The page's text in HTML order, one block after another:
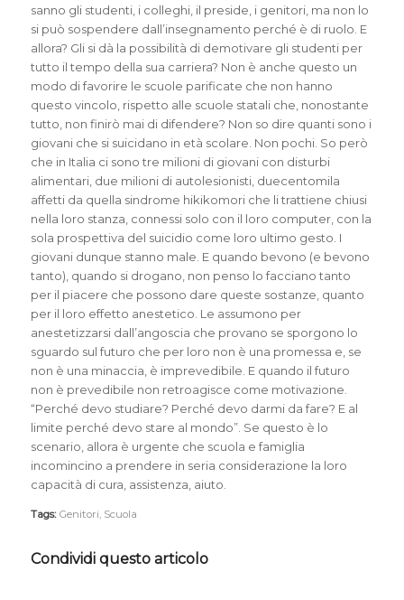
sanno gli studenti, i colleghi, il preside, i genitori, ma non lo
si può sospendere dall’insegnamento perché è di ruolo. E
allora? Gli si dà la possibilità di demotivare gli studenti per
tutto il tempo della sua carriera? Non è anche questo un
modo di favorire le scuole parificate che non hanno
questo vincolo, rispetto alle scuole statali che, nonostante
tutto, non finirò mai di difendere? Non so dire quanti sono i
giovani che si suicidano in età scolare. Non pochi. So però
che in Italia ci sono tre milioni di giovani con disturbi
alimentari, due milioni di autolesionisti, duecentomila
affetti da quella sindrome hikikomori che li trattiene chiusi
nella loro stanza, connessi solo con il loro computer, con la
sola prospettiva del suicidio come loro ultimo gesto. I
giovani dunque stanno male. E quando bevono (e bevono
tanto), quando si drogano, non penso lo facciano tanto
per il piacere che possono dare queste sostanze, quanto
per il loro effetto anestetico. Le assumono per
anestetizzarsi dall’angoscia che provano se sporgono lo
sguardo sul futuro che per loro non è una promessa e, se
non è una minaccia, è imprevedibile. E quando il futuro
non è prevedibile non retroagisce come motivazione.
“Perché devo studiare? Perché devo darmi da fare? E al
limite perché devo stare al mondo”. Se questo è lo
scenario, allora è urgente che scuola e famiglia
incomincino a prendere in seria considerazione la loro
capacità di cura, assistenza, aiuto.
Tags: Genitori, Scuola
Condividi questo articolo